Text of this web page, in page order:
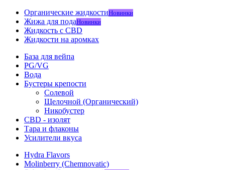
Органические жидкостиНовинки
Жижа для подаНовинки
Жидкость с CBD
Жидкости на аромках
База для вейпа
PG/VG
Вода
Бустеры крепости
Солевой
Щелочной (Органический)
Никобустер
CBD - изолят
Тара и флаконы
Усилители вкуса
Hydra Flavors
Molinberry (Chemnovatic)